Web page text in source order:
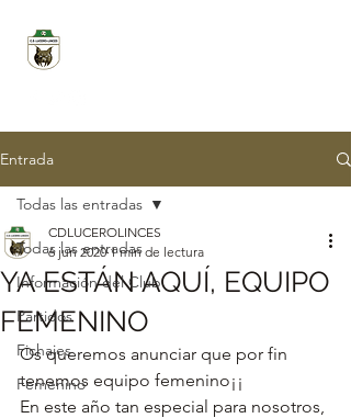
Entrada
Todas las entradas
Información del Club
Partidos
Fichajes
Femenino
Todas las entradas
YA ESTÁN AQUÍ, EQUIPO
FEMENINO
CDLUCEROLINCES
6 jun 2020 1 min de lectura
Os queremos anunciar que por fin
tenemos equipo femenino¡¡
En este año tan especial para nosotros,